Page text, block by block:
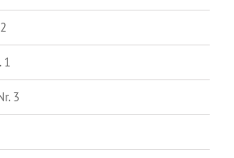
1
3